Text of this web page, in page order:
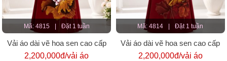
Mã: 4815 | Đặt 1 tuần
Vải áo dài vẽ hoa sen cao cấp
2,200,000đ/vải áo
Mã: 4814 | Đặt 1 tuần
Vải áo dài vẽ hoa sen cao cấp
2,200,000đ/vải áo